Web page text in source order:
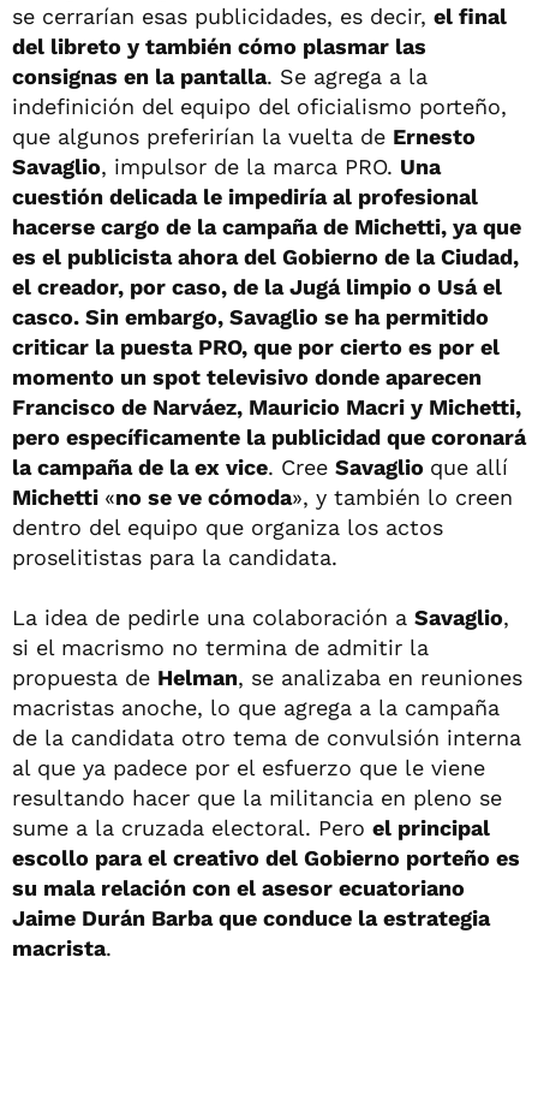
se cerrarían esas publicidades, es decir, el final
del libreto y también cómo plasmar las
consignas en la pantalla. Se agrega a la
indefinición del equipo del oficialismo porteño,
que algunos preferirían la vuelta de Ernesto
Savaglio, impulsor de la marca PRO. Una
cuestión delicada le impediría al profesional
hacerse cargo de la campaña de Michetti, ya que
es el publicista ahora del Gobierno de la Ciudad,
el creador, por caso, de la Jugá limpio o Usá el
casco. Sin embargo, Savaglio se ha permitido
criticar la puesta PRO, que por cierto es por el
momento un spot televisivo donde aparecen
Francisco de Narváez, Mauricio Macri y Michetti,
pero específicamente la publicidad que coronará
la campaña de la ex vice. Cree Savaglio que allí
Michetti «no se ve cómoda», y también lo creen
dentro del equipo que organiza los actos
proselitistas para la candidata.
La idea de pedirle una colaboración a Savaglio,
si el macrismo no termina de admitir la
propuesta de Helman, se analizaba en reuniones
macristas anoche, lo que agrega a la campaña
de la candidata otro tema de convulsión interna
al que ya padece por el esfuerzo que le viene
resultando hacer que la militancia en pleno se
sume a la cruzada electoral. Pero el principal
escollo para el creativo del Gobierno porteño es
su mala relación con el asesor ecuatoriano
Jaime Durán Barba que conduce la estrategia
macrista.